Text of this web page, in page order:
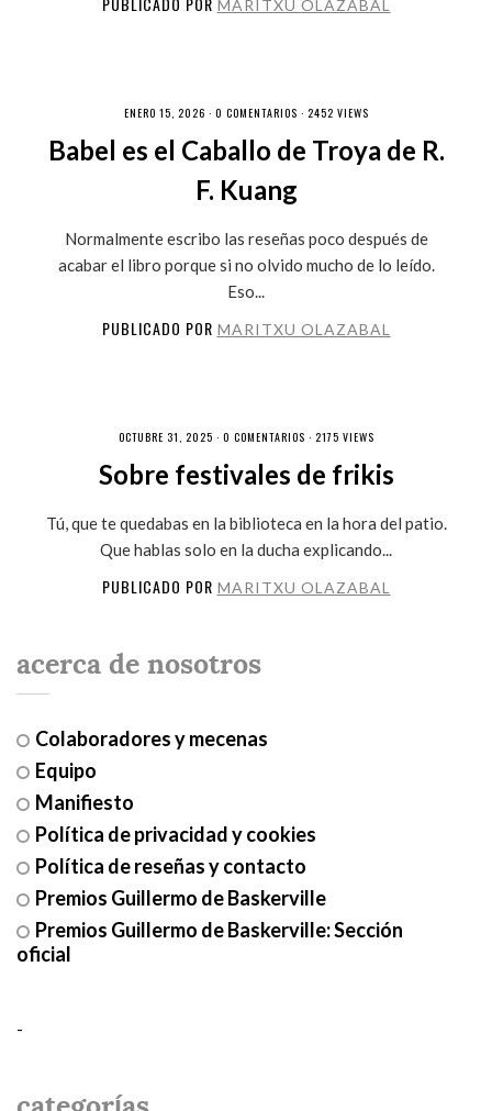
MARITXU OLAZABAL
ENERO 15, 2026 · 0 COMENTARIOS · 2452 VIEWS
Babel es el Caballo de Troya de R.
F. Kuang
Normalmente escribo las reseñas poco después de
acabar el libro porque si no olvido mucho de lo leído.
Eso...
PUBLICADO POR MARITXU OLAZABAL
OCTUBRE 31, 2025 · 0 COMENTARIOS · 2175 VIEWS
Sobre festivales de frikis
Tú, que te quedabas en la biblioteca en la hora del patio.
Que hablas solo en la ducha explicando...
PUBLICADO POR MARITXU OLAZABAL
acerca de nosotros
Colaboradores y mecenas
Equipo
Manifiesto
Política de privacidad y cookies
Política de reseñas y contacto
Premios Guillermo de Baskerville
Premios Guillermo de Baskerville: Sección
oficial
-